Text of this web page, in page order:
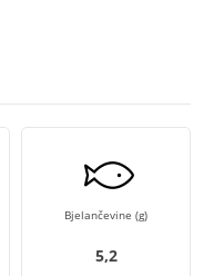
Bjelančevine (g)
5,2